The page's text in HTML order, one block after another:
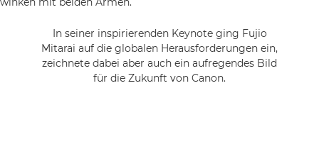
In seiner inspirierenden Keynote ging Fujio
Mitarai auf die globalen Herausforderungen ein,
zeichnete dabei aber auch ein aufregendes Bild
für die Zukunft von Canon.